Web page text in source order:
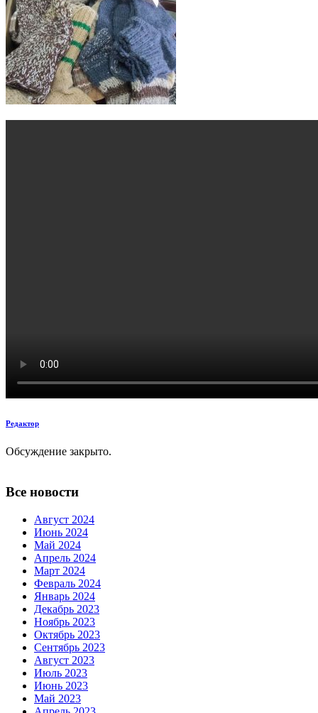
Редактор
Обсуждение закрыто.
Все новости
Август 2024
Июнь 2024
Май 2024
Апрель 2024
Март 2024
Февраль 2024
Январь 2024
Декабрь 2023
Ноябрь 2023
Октябрь 2023
Сентябрь 2023
Август 2023
Июль 2023
Июнь 2023
Май 2023